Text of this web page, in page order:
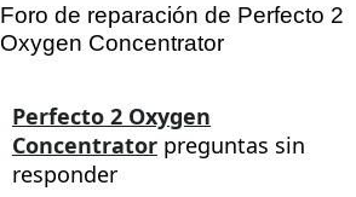
Foro de reparación de Perfecto 2
Oxygen Concentrator
Perfecto 2 Oxygen
Concentrator preguntas sin
responder